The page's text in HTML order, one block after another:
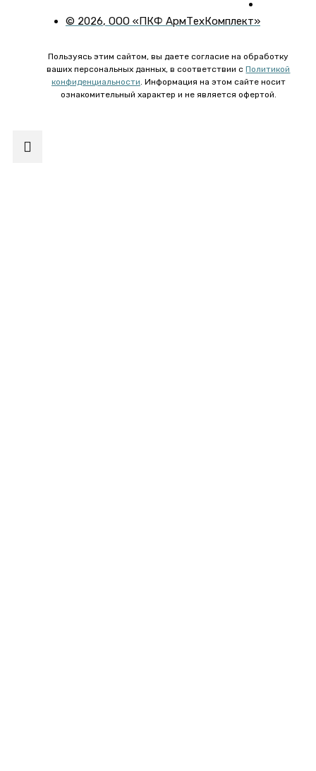
© 2026, ООО «ПКФ АрмТехКомплект»
Пользуясь этим сайтом, вы даете согласие на обработку
ваших персональных данных, в соответствии сПолитикой
конфиденциальности. Информация на этом сайте носит
ознакомительный характер и не является офертой.